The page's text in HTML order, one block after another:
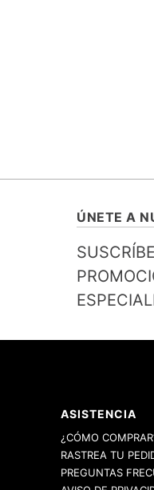
ÚNETE A
ASISTENCIA
¿CÓMO
RASTREA TU
PREGUNTAS